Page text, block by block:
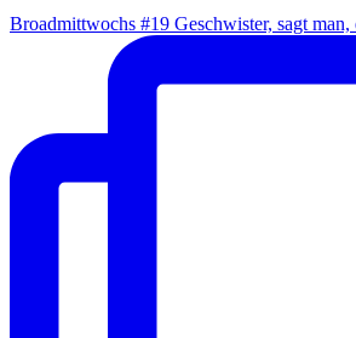
Broad­mitt­wochs #19 Geschwis­ter, sagt man,